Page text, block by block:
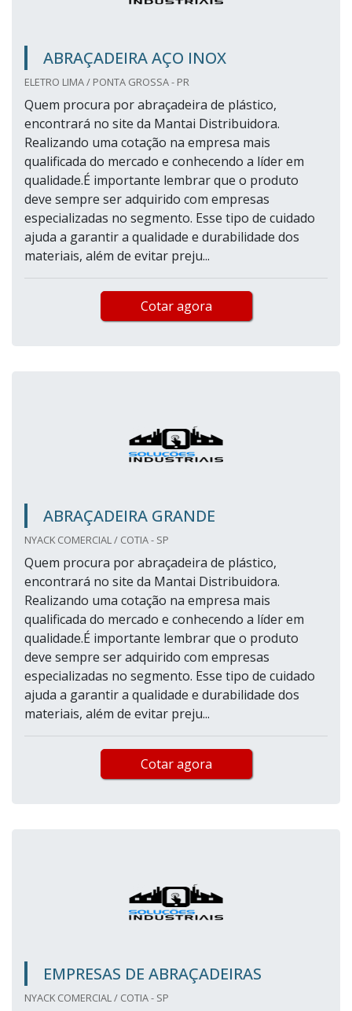
ABRAÇADEIRA AÇO INOX
ELETRO LIMA / PONTA GROSSA - PR
Quem procura por abraçadeira de plástico,
encontrará no site da Mantai Distribuidora.
Realizando uma cotação na empresa mais
qualificada do mercado e conhecendo a líder em
qualidade.É importante lembrar que o produto
deve sempre ser adquirido com empresas
especializadas no segmento. Esse tipo de cuidado
ajuda a garantir a qualidade e durabilidade dos
materiais, além de evitar preju...
Cotar agora
ABRAÇADEIRA GRANDE
NYACK COMERCIAL / COTIA - SP
Quem procura por abraçadeira de plástico,
encontrará no site da Mantai Distribuidora.
Realizando uma cotação na empresa mais
qualificada do mercado e conhecendo a líder em
qualidade.É importante lembrar que o produto
deve sempre ser adquirido com empresas
especializadas no segmento. Esse tipo de cuidado
ajuda a garantir a qualidade e durabilidade dos
materiais, além de evitar preju...
Cotar agora
EMPRESAS DE ABRAÇADEIRAS
NYACK COMERCIAL / COTIA - SP